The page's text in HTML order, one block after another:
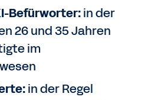
Befürworter:in der
26 und 35 Jahren
im
in der Regel